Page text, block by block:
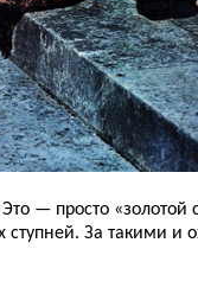
— просто «золотой
За такими и